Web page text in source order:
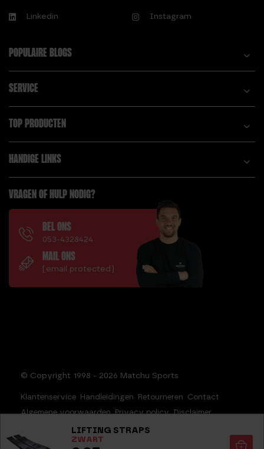
LIFTING STRAPS
ZWART
Linkedin Instagram
POPULAIRE BLOGS
SERVICE
TOP PRODUCTEN
HANDIGE LINKS
VRAGEN OF HULP NODIG?
BEL ONS
053-4328424
MAIL ONS
[email protected]
© Copyright 1998 - 2026 Matchu Sports
Klantenservice Handleidingen Retourneren Contact
Algemene voorwaarden Privacy policy Disclaimer